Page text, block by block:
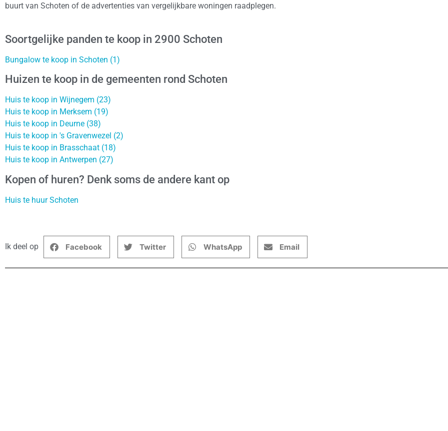
buurt van Schoten of de advertenties van vergelijkbare woningen raadplegen.
Soortgelijke panden te koop in 2900 Schoten
Bungalow te koop in Schoten (1)
Huizen te koop in de gemeenten rond Schoten
Huis te koop in Wijnegem (23)
Huis te koop in Merksem (19)
Huis te koop in Deurne (38)
Huis te koop in 's Gravenwezel (2)
Huis te koop in Brasschaat (18)
Huis te koop in Antwerpen (27)
Kopen of huren? Denk soms de andere kant op
Huis te huur Schoten
Ik deel op Facebook Twitter WhatsApp Email